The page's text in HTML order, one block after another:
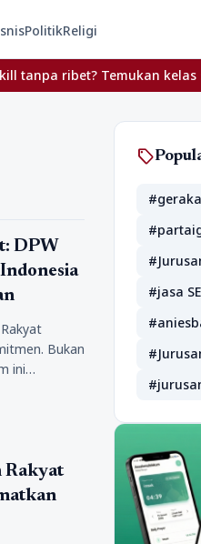
PolitikReligi
ribet? Temukan kelas seru
DPW
Bukan
ini…
Rakyat
sell
#jasa